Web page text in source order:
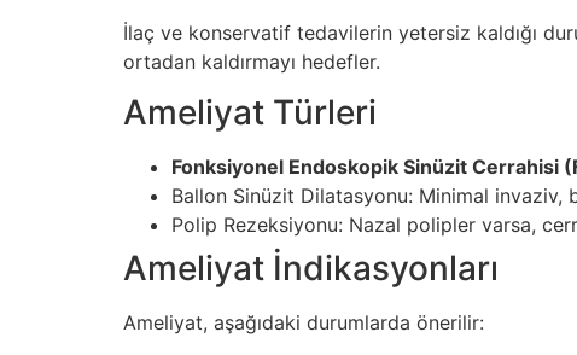
İlaç ve konservatif tedavilerin yetersiz kaldığı
ortadan kaldırmayı hedefler.
Ameliyat Türleri
Fonksiyonel Endoskopik Sinüzit Cerrahisi
Ballon Sinüzit Dilatasyonu: Minimal invaziv,
Polip Rezeksiyonu: Nazal polipler varsa,
Ameliyat İndikasyonları
Ameliyat, aşağıdaki durumlarda önerilir: